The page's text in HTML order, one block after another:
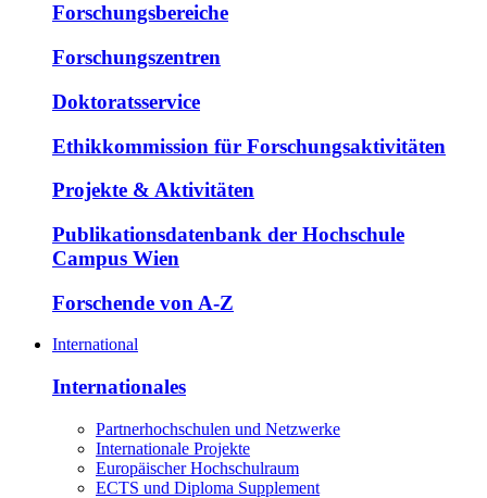
Forschungsbereiche
Forschungszentren
Doktoratsservice
Ethikkommission für Forschungsaktivitäten
Projekte & Aktivitäten
Publikationsdatenbank der Hochschule
Campus Wien
Forschende von A-Z
International
Internationales
Partnerhochschulen und Netzwerke
Internationale Projekte
Europäischer Hochschulraum
ECTS und Diploma Supplement